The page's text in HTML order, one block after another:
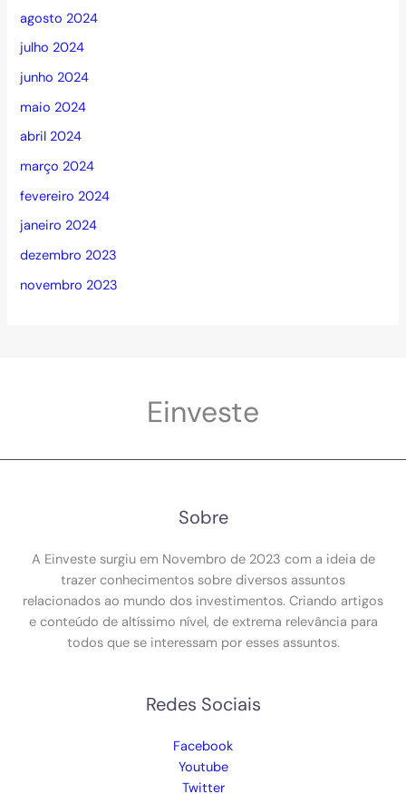
agosto 2024
julho 2024
junho 2024
maio 2024
abril 2024
março 2024
fevereiro 2024
janeiro 2024
dezembro 2023
novembro 2023
Einveste
Sobre
A Einveste surgiu em Novembro de 2023 com a ideia de
trazer conhecimentos sobre diversos assuntos
relacionados ao mundo dos investimentos. Criando artigos
e conteúdo de altíssimo nível, de extrema relevância para
todos que se interessam por esses assuntos.
Redes Sociais
Facebook
Youtube
Twitter